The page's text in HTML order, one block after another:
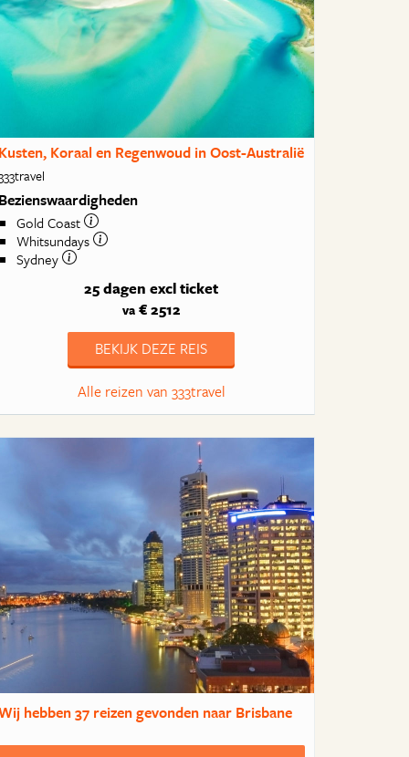
Kusten, Koraal en Regenwoud in Oost-Australië
Bezienswaardigheden
Gold Coast
Whitsundays
Sydney
25 dagen excl ticket
va€ 2512
BEKIJK DEZE REIS
Alle reizen van 333travel
hebben37 reizengevonden naar Brisbane